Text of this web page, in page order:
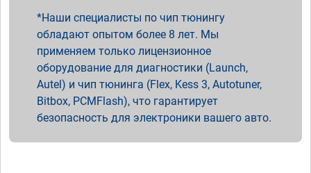
Наши специалисты по чип тюнингу
обладают опытом более 8 лет. Мы
применяем только лицензионное
оборудование для диагностики (Launch,
Autel) и чип тюнинга (Flex, Kess 3, Autotuner,
Bitbox, PCMFlash), что гарантирует
безопасность для электроники вашего авто.